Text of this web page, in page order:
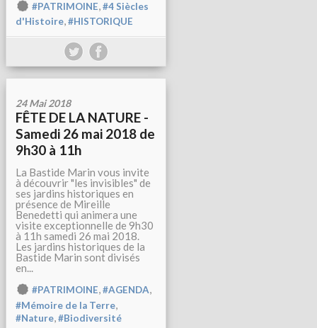
#PATRIMOINE,#4 Siècles
d'Histoire,#HISTORIQUE
24 Mai 2018
FÊTE DE LA NATURE -
Samedi 26 mai 2018 de
9h30 à 11h
La Bastide Marin vous invite
à découvrir "les invisibles" de
ses jardins historiques en
présence de Mireille
Benedetti qui animera une
visite exceptionnelle de 9h30
à 11h samedi 26 mai 2018.
Les jardins historiques de la
Bastide Marin sont divisés
en...
#PATRIMOINE,#AGENDA,
#Mémoire de la Terre
#Nature #Biodiversité